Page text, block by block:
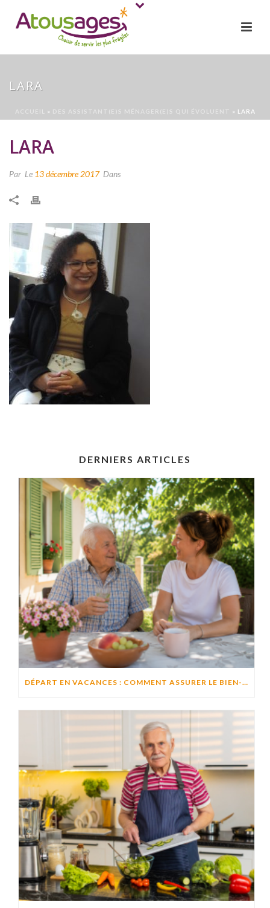
LARA
ACCUEIL » DES ASSISTANT(E)S MÉNAGER(E)S QUI ÉVOLUENT » LARA
LARA
Par Le 13 décembre 2017 Dans
DERNIERS ARTICLES
DÉPART EN VACANCES : COMMENT ASSURER LE BIEN-ÊTRE D’UN PROCHE RESTÉ À DOMICILE ?